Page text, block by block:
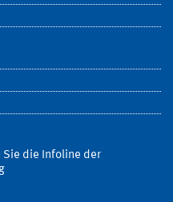
die Infoline der